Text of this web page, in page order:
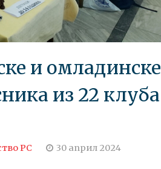
и омладинске
из 22 клубa
РС
30 април 2024